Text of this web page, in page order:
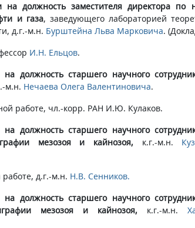
должность заместителя директора по
и газа, заведующего лабораторией
д.г.-м.н. Бурштейна Льва Марковича.
И.Н. Ельцов.
должность старшего научного
м.н. Нечаева Олега Валентиновича.
работе, чл.-корр. РАН И.Ю. Кулаков.
должность старшего научного
мезозоя и кайнозоя, к.г.-м.н.
д.г.-м.н. Н.В. Сенников.
должность старшего научного
мезозоя и кайнозоя, к.г.-м.н.